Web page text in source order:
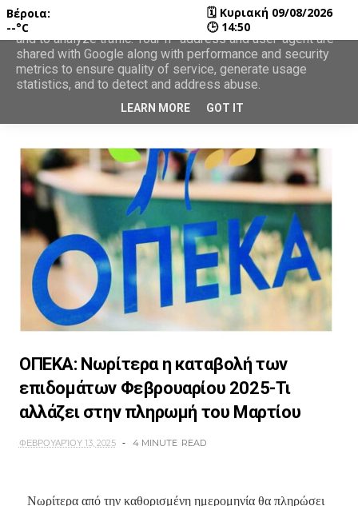
ΟΠΕΚΑ: Νωρίτερα η καταβολή των
επιδομάτων Φεβρουαρίου 2025-Τι
αλλάζει στην πληρωμή του Μαρτίου
ΦΕΒΡΟΥΑΡΊΟΥ 13, 2025 4 MINUTE READ
Νωρίτερα από την καθορισμένη ημερομηνία θα πληρώσει
Βέροια:
--°C
🗓 Κυριακή 09/08/2026
🕒 14:50
This site uses cookies from Google to deliver its services
and to analyze traffic. Your IP address and user-agent are
shared with Google along with performance and security
metrics to ensure quality of service, generate usage
statistics, and to detect and address abuse.
LEARN MORE GOT IT